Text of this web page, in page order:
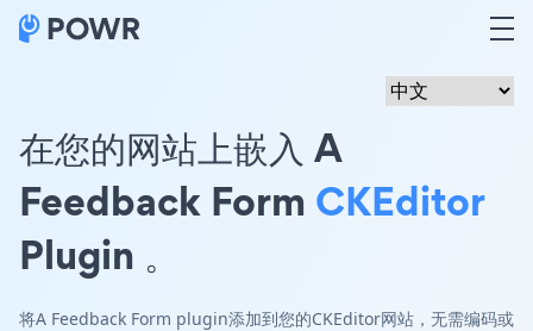
在您的网站上嵌入 A
Feedback Form CKEditor
Plugin 。
将A Feedback Form plugin添加到您的CKEditor网站，无需编码或